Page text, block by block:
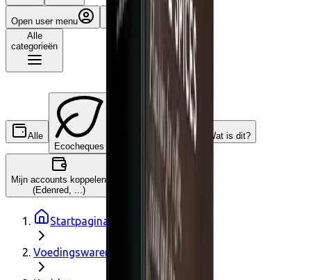
Open user menu
Winkelwagen
Alle
categorieën
Alle
Ecocheques
Cadeaucheques
Wat is dit?
Mijn accounts koppelen
(Edenred, ...)
Startpagina
Voedingswaren